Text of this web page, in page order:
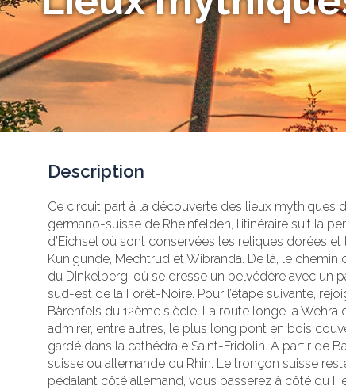
Description
Ce circuit part à la découverte des lieux mythiques
germano-suisse de Rheinfelden, l’itinéraire suit la
d’Eichsel où sont conservées les reliques dorées
Kunigunde, Mechtrud et Wibranda. De là, le
du Dinkelberg, où se dresse un belvédère avec un
sud-est de la Forêt-Noire. Pour l’étape suivante,
Bärenfels du 12ème siècle. La route longe la
admirer, entre autres, le plus long pont en bois
gardé dans la cathédrale Saint-Fridolin. À partir de
suisse ou allemande du Rhin. Le tronçon suisse
pédalant côté allemand, vous passerez à côté du